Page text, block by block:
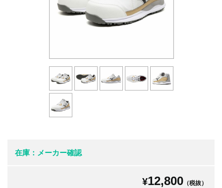
在庫：メーカー確認
¥12,800 （税抜）